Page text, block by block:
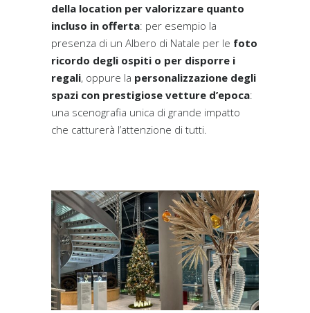
della location per valorizzare quanto
incluso in offerta: per esempio la
presenza di un Albero di Natale per le foto
ricordo degli ospiti o per disporre i
regali, oppure la personalizzazione degli
spazi con prestigiose vetture d’epoca:
una scenografia unica di grande impatto
che catturerà l’attenzione di tutti.